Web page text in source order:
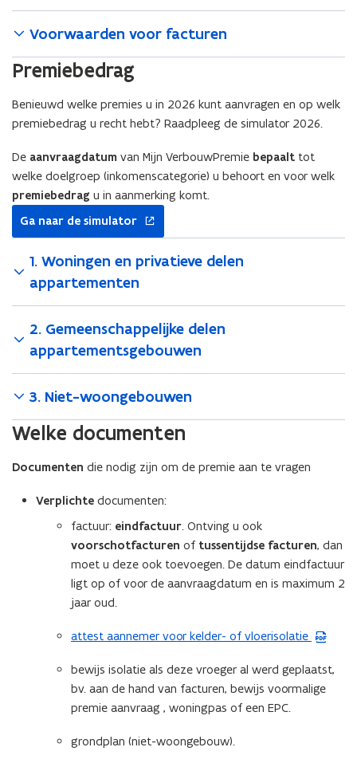
Voorwaarden voor facturen
Premiebedrag
Benieuwd welke premies u in 2026 kunt aanvragen en op welk
premiebedrag u recht hebt? Raadpleeg de simulator 2026.
De aanvraagdatum van Mijn VerbouwPremie bepaalt tot
welke doelgroep (inkomenscategorie) u behoort en voor welk
premiebedrag u in aanmerking komt.
Ga naar de simulator
venster1. Woningen en privatieve delen
appartementen
2. Gemeenschappelijke delen
appartementsgebouwen
3. Niet-woongebouwen
Welke documenten
Documenten die nodig zijn om de premie aan te vragen
Verplichte documenten:
factuur: eindfactuur. Ontving u ook
voorschotfacturen of tussentijdse facturen, dan
moet u deze ook toevoegen. De datum eindfactuur
ligt op of voor de aanvraagdatum en is maximum 2
jaar oud.
attest aannemer voor kelder- of vloerisolatie
(
D
F
b
s
bewijs isolatie als deze vroeger al werd geplaatst,
bv. aan de hand van facturen, bewijs voormalige
premie aanvraag , woningpas of een EPC.
grondplan (niet-woongebouw).